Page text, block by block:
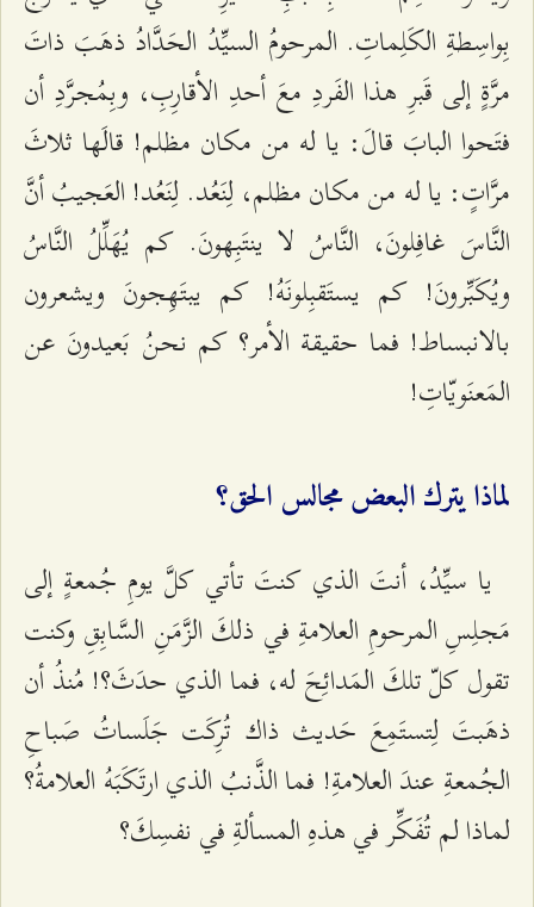
بِواسِطةِ الكَلِماتِ. المرحومُ السيِّدُ الحَدَّادُ ذهَبَ ذاتَ
مرَّةٍ إلى قَبرِ هذا الفَردِ معَ أحدِ الأقارِبِ، وبِمُجرَّدِ أن
فتَحوا البابَ قالَ: يا له من مكان مظلم! قالَها ثلاثَ
مرَّاتٍ: يا له من مكان مظلم، لِنَعُد. لِنَعُد! العَجيبُ أنَّ
النَّاسَ غافِلونَ، النَّاسُ لا ينتَبِهونَ. كم يُهَلِّلُ النَّاسُ
ويُكَبِّرونَ! كم يستَقبِلونَهُ! كم يبتَهِجونَ ويشعرون
بالانبساط! فما حقيقة الأمر؟ كم نحنُ بَعيدونَ عن
المَعنَويّاتِ!
لماذا يترك البعض مجالس الحق؟
يا سيِّدُ، أنتَ الذي كنتَ تأتي كلَّ يومِ جُمعةٍ إلى
مَجلِسِ المرحومِ العلامةِ في ذلكَ الزَّمَنِ السَّابِقِ وكنت
تقول كلّ تلكَ المَدائِحَ له، فما الذي حدَثَ؟! مُنذُ أن
ذهَبتَ لِتستَمِعَ حَديث ذاك تُرِكَت جَلَساتُ صَباحِ
الجُمعةِ عندَ العلامةِ! فما الذَّنبُ الذي ارتَكَبَهُ العلامةُ؟
لماذا لم تُفَكِّر في هذهِ المسألةِ في نفسِكَ؟